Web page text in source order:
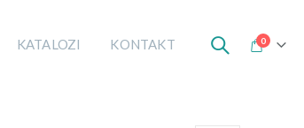
KATALOZI KONTAKT 0